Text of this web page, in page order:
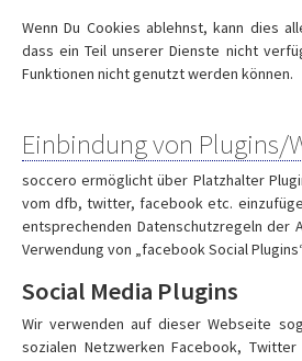
Wenn Du Cookies ablehnst, kann dies
dass ein Teil unserer Dienste nicht
Funktionen nicht genutzt werden können.
Einbindung von Plugins/
soccero ermöglicht über Platzhalter
vom dfb, twitter, facebook etc.
entsprechenden Datenschutzregeln der
Verwendung von „facebook Social
Social Media Plugins
Wir verwenden auf dieser Webseite
sozialen Netzwerken Facebook,